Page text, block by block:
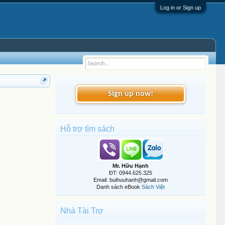
Log in or Sign up
Sign up now!
Hỗ trợ tìm sách
Mr. Hữu Hạnh
ĐT: 0944.625.325
Email: buihuuhanh@gmail.com
Danh sách eBook Sách Việt
Nhà Tài Trợ